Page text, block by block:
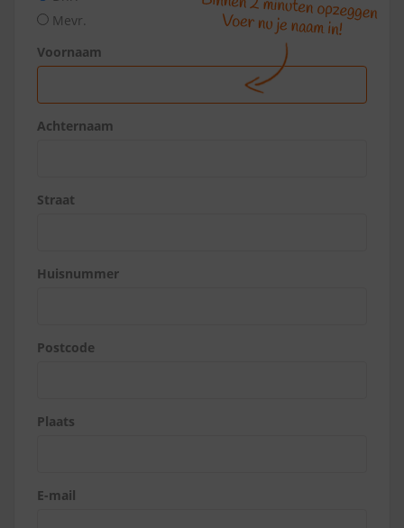
Mevr.
Voornaam
Achternaam
Straat
Huisnummer
Postcode
Plaats
E-mail